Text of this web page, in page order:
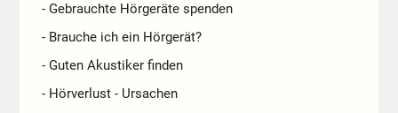
- Gebrauchte Hörgeräte spenden
- Brauche ich ein Hörgerät?
- Guten Akustiker finden
- Hörverlust - Ursachen